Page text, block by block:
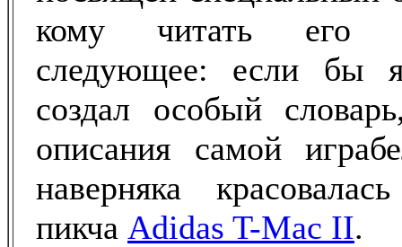
кому читать его
следующее: если бы я
создал особый
описания самой
наверняка
пикча Adidas T-Mac II.